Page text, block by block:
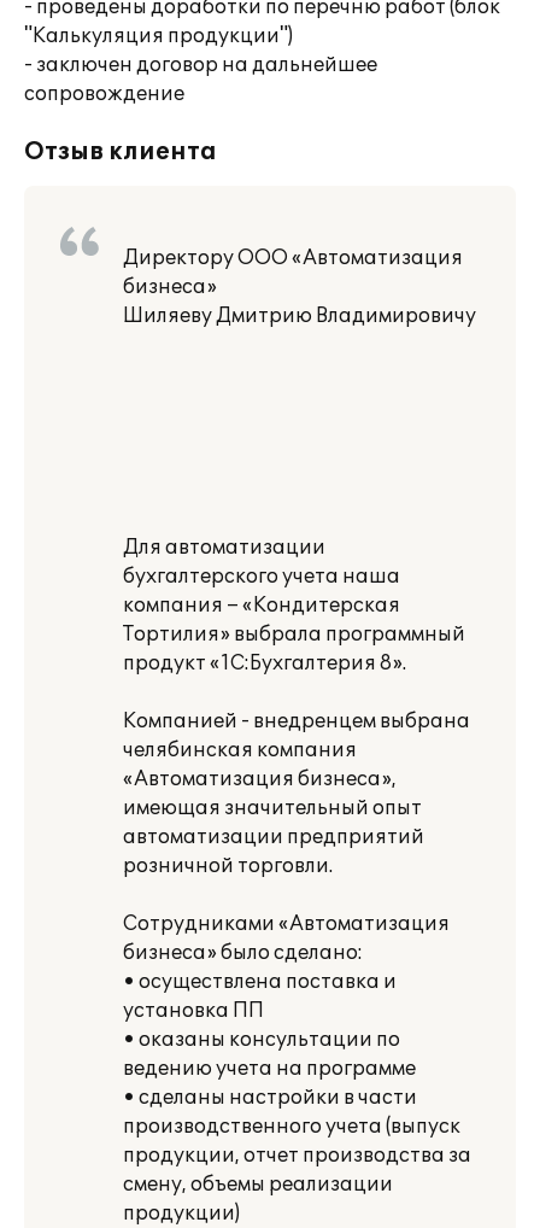
- проведены доработки по перечню работ (блок
"Калькуляция продукции")
- заключен договор на дальнейшее
сопровождение
Отзыв клиента
Директору ООО «Автоматизация
бизнеса»
Шиляеву Дмитрию Владимировичу
Для автоматизации
бухгалтерского учета наша
компания – «Кондитерская
Тортилия» выбрала программный
продукт «1С:Бухгалтерия 8».
Компанией - внедренцем выбрана
челябинская компания
«Автоматизация бизнеса»,
имеющая значительный опыт
автоматизации предприятий
розничной торговли.
Сотрудниками «Автоматизация
бизнеса» было сделано:
• осуществлена поставка и
установка ПП
• оказаны консультации по
ведению учета на программе
• сделаны настройки в части
производственного учета (выпуск
продукции, отчет производства за
смену, объемы реализации
продукции)